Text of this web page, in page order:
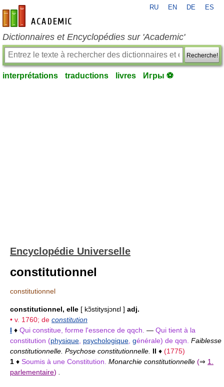
fr-academic.com
RU EN DE ES
Dictionnaires et Encyclopédies sur 'Academic'
Recherche!
interprétations traductions livres Игры ⚽
Encyclopédie Universelle
constitutionnel
constitutionnel
constitutionnel, elle [ kɔ̃stitysjɔnɛl ] adj.
• v. 1760; de constitution
I ♦ Qui constitue, forme l'essence de qqch. — Qui tient à la
constitution (physique psychologique générale) de qqn. Faiblesse
constitutionnelle. Psychose constitutionnelle. II ♦ (1775)
1 ♦ Soumis à une Constitution. Monarchie constitutionnelle (⇒ 1.
parlementaire)